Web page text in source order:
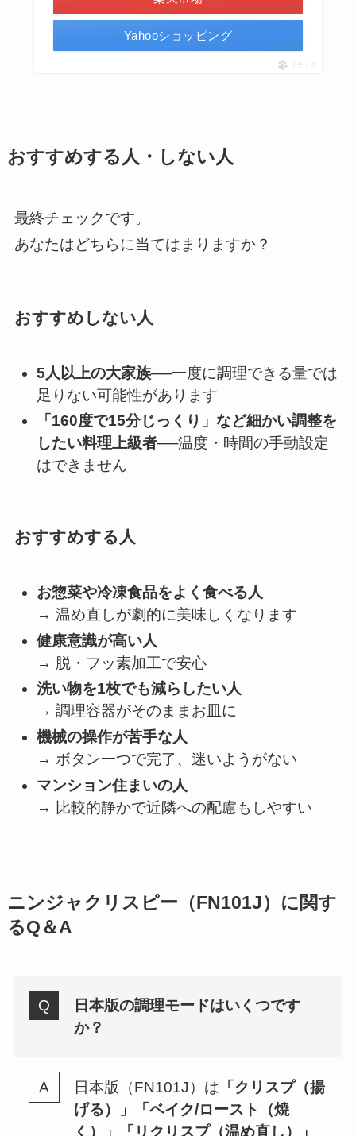
Yahooショッピング
ポチップ
おすすめする人・しない人
最終チェックです。
あなたはどちらに当てはまりますか？
おすすめしない人
5人以上の大家族──一度に調理できる量では
足りない可能性があります
「160度で15分じっくり」など細かい調整を
したい料理上級者──温度・時間の手動設定
はできません
おすすめする人
お惣菜や冷凍食品をよく食べる人
→ 温め直しが劇的に美味しくなります
健康意識が高い人
→ 脱・フッ素加工で安心
洗い物を1枚でも減らしたい人
→ 調理容器がそのままお皿に
機械の操作が苦手な人
→ ボタン一つで完了、迷いようがない
マンション住まいの人
→ 比較的静かで近隣への配慮もしやすい
ニンジャクリスピー （FN101J）に関す
るQ＆A
日本版の調理モードはいくつです
か？
日本版（FN101J）は 「クリスプ（揚
げる）」「ベイク/ロースト（焼
く）」「リクリスプ（温め直し）」